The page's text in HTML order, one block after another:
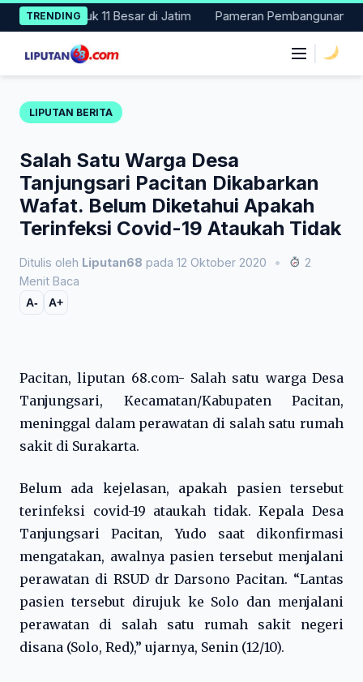
Skip
to
content
TRENDING
Masuk 11 Besar di Jatim Pameran Pembangunan NTT
LIPUTAN BERITA
Salah Satu Warga Desa
Tanjungsari Pacitan Dikabarkan
Wafat. Belum Diketahui Apakah
Terinfeksi Covid-19 Ataukah Tidak
Ditulis oleh Liputan68 pada 12 Oktober 2020 •
2
Menit Baca
A- A+
Pacitan, liputan 68.com- Salah satu warga Desa
Tanjungsari, Kecamatan/Kabupaten Pacitan,
meninggal dalam perawatan di salah satu rumah
sakit di Surakarta.
Belum ada kejelasan, apakah pasien tersebut
terinfeksi covid-19 ataukah tidak. Kepala Desa
Tanjungsari Pacitan, Yudo saat dikonfirmasi
mengatakan, awalnya pasien tersebut menjalani
perawatan di RSUD dr Darsono Pacitan. “Lantas
pasien tersebut dirujuk ke Solo dan menjalani
perawatan di salah satu rumah sakit negeri
disana (Solo, Red),” ujarnya, Senin (12/10).